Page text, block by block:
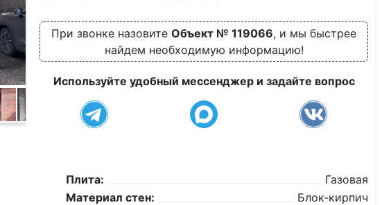
При звонке назовите Объект № 119066, и мы быстрее
найдем необходимую информацию!
Используйте удобный мессенджер и задайте вопрос
Плита:
Газовая
Материал стен:
Блок-кирпич